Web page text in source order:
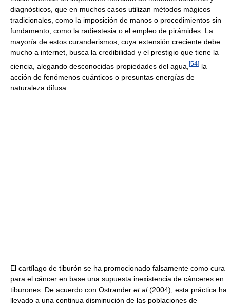
diagnósticos, que en muchos casos utilizan métodos mágicos
tradicionales, como la imposición de manos o procedimientos sin
fundamento, como la radiestesia o el empleo de pirámides. La
mayoría de estos curanderismos, cuya extensión creciente debe
mucho a internet, busca la credibilidad y el prestigio que tiene la
ciencia, alegando desconocidas propiedades del agua, [54] la
acción de fenómenos cuánticos o presuntas energías de
naturaleza difusa.
El cartílago de tiburón se ha promocionado falsamente como cura
para el cáncer en base una supuesta inexistencia de cánceres en
tiburones. De acuerdo con Ostrander et al(2004), esta práctica ha
llevado a una continua disminución de las poblaciones de